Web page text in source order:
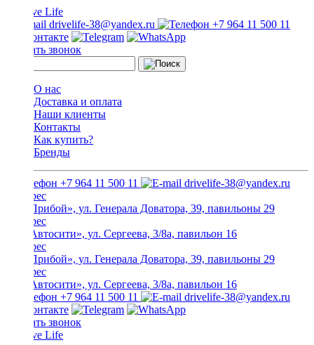
drivelife-38@yandex.ru +7 964 11 500 11
Заказать звонок
О нас
Доставка и оплата
Наши клиенты
Контакты
Как купить?
Бренды
+7 964 11 500 11 drivelife-38@yandex.ru
ТЦ «Прибой», ул. Генерала Доватора, 39, павильоны 29
ТЦ «Автосити», ул. Сергеева, 3/8а, павильон 16
ТЦ «Прибой», ул. Генерала Доватора, 39, павильоны 29
ТЦ «Автосити», ул. Сергеева, 3/8а, павильон 16
+7 964 11 500 11
drivelife-38@yandex.ru
Заказать звонок